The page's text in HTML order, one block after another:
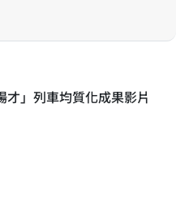
」列車均質化成果影片